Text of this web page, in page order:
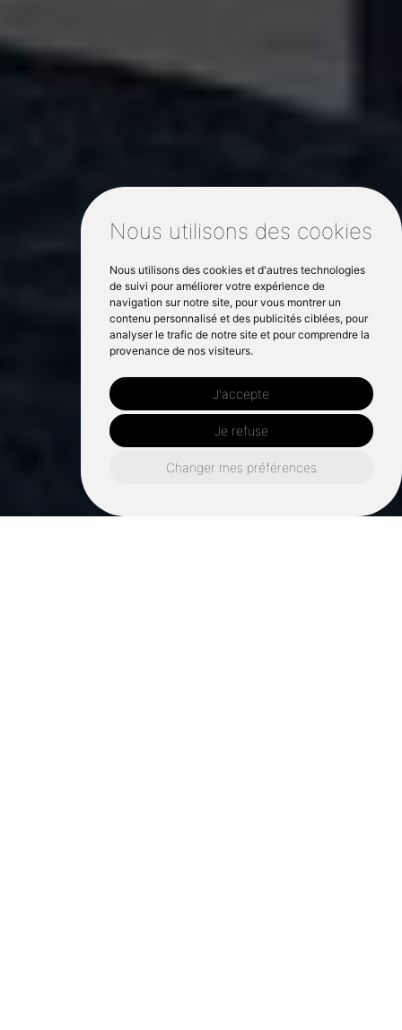
Nous utilisons des cookies
Nous utilisons des cookies et d'autres technologies
de suivi pour améliorer votre expérience de
navigation sur notre site, pour vous montrer un
contenu personnalisé et des publicités ciblées, pour
analyser le trafic de notre site et pour comprendre la
provenance de nos visiteurs.
J'accepte
Je refuse
Changer mes préférences